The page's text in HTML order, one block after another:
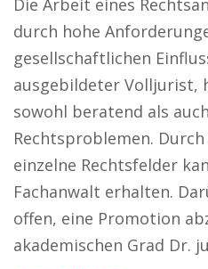
Die Arbeit eines
durch hohe
gesellschaftlichen
ausgebildeter Volljurist,
sowohl beratend als
Rechtsproblemen.
einzelne Rechtsfelder
Fachanwalt erhalten.
offen, eine Promotion
akademischen Grad Dr.